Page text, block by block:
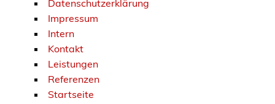
Datenschutzerklärung
Impressum
Intern
Kontakt
Leistungen
Referenzen
Startseite